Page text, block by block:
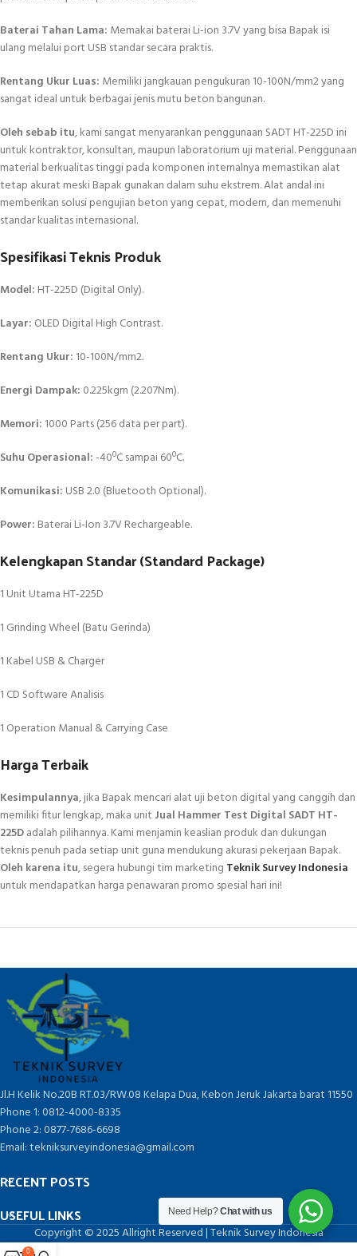
Baterai Tahan Lama: Memakai baterai Li-ion 3.7V yang bisa Bapak isi
ulang melalui port USB standar secara praktis.
Rentang Ukur Luas: Memiliki jangkauan pengukuran 10-100N/mm2 yang
sangat ideal untuk berbagai jenis mutu beton bangunan.
Oleh sebab itu, kami sangat menyarankan penggunaan SADT HT-225D ini
untuk kontraktor, konsultan, maupun laboratorium uji material. Penggunaan
material berkualitas tinggi pada komponen internalnya memastikan alat
tetap akurat meski Bapak gunakan dalam suhu ekstrem. Alat andal ini
memberikan solusi pengujian beton yang cepat, modern, dan memenuhi
standar kualitas internasional.
Spesifikasi Teknis Produk
Model: HT-225D (Digital Only).
Layar: OLED Digital High Contrast.
Rentang Ukur: 10-100N/mm2.
Energi Dampak: 0.225kgm (2.207Nm).
Memori: 1000 Parts (256 data per part).
Suhu Operasional:-40ºC sampai 60ºC.
Komunikasi: USB 2.0 (Bluetooth Optional).
Power: Baterai Li-Ion 3.7V Rechargeable.
Kelengkapan Standar (Standard Package)
1 Unit Utama HT-225D
1 Grinding Wheel (Batu Gerinda)
1 Kabel USB & Charger
1 CD Software Analisis
1 Operation Manual & Carrying Case
Harga Terbaik
Kesimpulannya, jika Bapak mencari alat uji beton digital yang canggih dan
memiliki fitur lengkap, maka unit Jual Hammer Test Digital SADT HT-
225Dadalah pilihannya. Kami menjamin keaslian produk dan dukungan
teknis penuh pada setiap unit guna mendukung akurasi pekerjaan Bapak.
Oleh karena itu, segera hubungi tim marketing Teknik Survey Indonesia
untuk mendapatkan harga penawaran promo spesial hari ini!
Jl.H Kelik No.20B RT.03/RW.08 Kelapa Dua, Kebon Jeruk Jakarta barat 11550
Phone 1: 0812-4000-8335
Phone 2: 0877-7686-6698
Email: tekniksurveyindonesia@gmail.com
RECENT POSTS
USEFUL LINKS
Copyright © 2025 Allright Reserved | Teknik Survey Indonesia
Need Help?Chat with us
0